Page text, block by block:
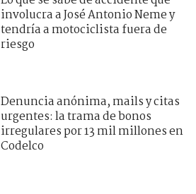
involucra a José Antonio Neme y
tendría a motociclista fuera de
riesgo
Denuncia anónima, mails y citas
urgentes: la trama de bonos
irregulares por 13 mil millones en
Codelco